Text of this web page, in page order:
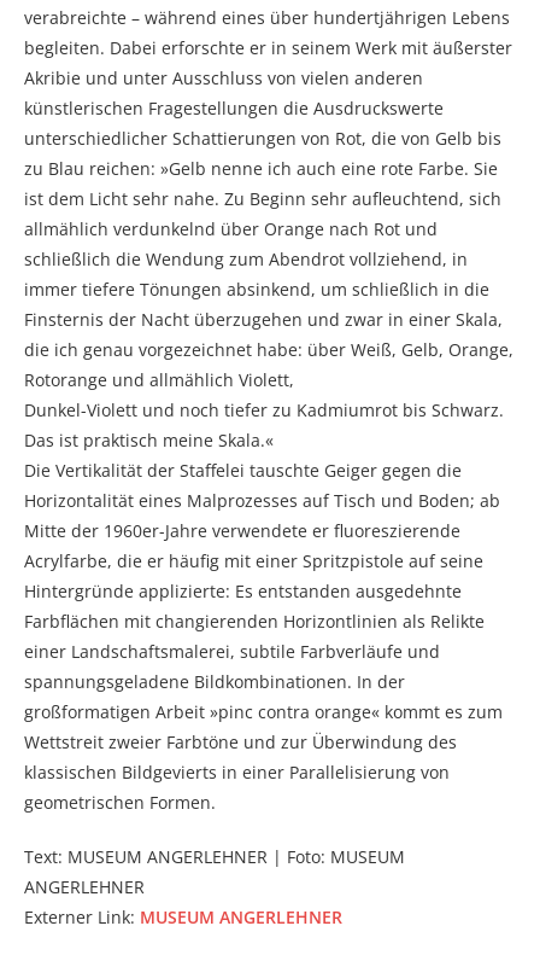
verabreichte – während eines über hundertjährigen Lebens
begleiten. Dabei erforschte er in seinem Werk mit äußerster
Akribie und unter Ausschluss von vielen anderen
künstlerischen Fragestellungen die Ausdruckswerte
unterschiedlicher Schattierungen von Rot, die von Gelb bis
zu Blau reichen: »Gelb nenne ich auch eine rote Farbe. Sie
ist dem Licht sehr nahe. Zu Beginn sehr aufleuchtend, sich
allmählich verdunkelnd über Orange nach Rot und
schließlich die Wendung zum Abendrot vollziehend, in
immer tiefere Tönungen absinkend, um schließlich in die
Finsternis der Nacht überzugehen und zwar in einer Skala,
die ich genau vorgezeichnet habe: über Weiß, Gelb, Orange,
Rotorange und allmählich Violett,
Dunkel-Violett und noch tiefer zu Kadmiumrot bis Schwarz.
Das ist praktisch meine Skala.«
Die Vertikalität der Staffelei tauschte Geiger gegen die
Horizontalität eines Malprozesses auf Tisch und Boden; ab
Mitte der 1960er-Jahre verwendete er fluoreszierende
Acrylfarbe, die er häufig mit einer Spritzpistole auf seine
Hintergründe applizierte: Es entstanden ausgedehnte
Farbflächen mit changierenden Horizontlinien als Relikte
einer Landschaftsmalerei, subtile Farbverläufe und
spannungsgeladene Bildkombinationen. In der
großformatigen Arbeit »pinc contra orange« kommt es zum
Wettstreit zweier Farbtöne und zur Überwindung des
klassischen Bildgevierts in einer Parallelisierung von
geometrischen Formen.
Text: MUSEUM ANGERLEHNER | Foto: MUSEUM
ANGERLEHNER
Externer Link: MUSEUM ANGERLEHNER